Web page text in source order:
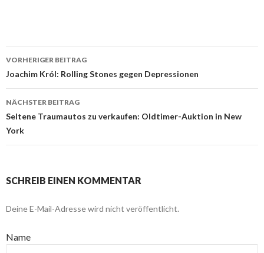
Beitragsnavigation
VORHERIGER BEITRAG
Joachim Król: Rolling Stones gegen Depressionen
NÄCHSTER BEITRAG
Seltene Traumautos zu verkaufen: Oldtimer-Auktion in New
York
SCHREIB EINEN KOMMENTAR
Deine E-Mail-Adresse wird nicht veröffentlicht.
Name